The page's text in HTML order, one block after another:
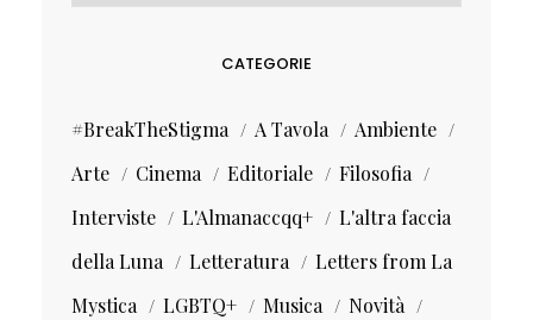
CATEGORIE
#BreakTheStigma A Tavola
Ambiente
Arte
Cinema Editoriale
Filosofia
Interviste
L'Almanaccqq+
L'altra faccia
della Luna
Letteratura
Letters from La
Mystica
LGBTQ+ Musica
Novità